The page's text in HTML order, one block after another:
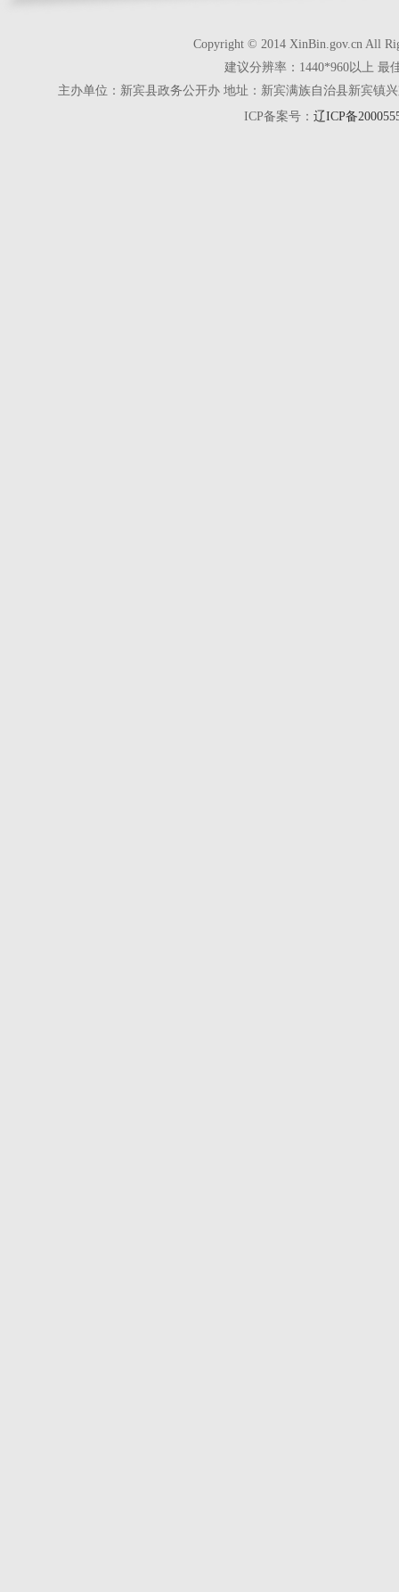
Copyright © 2014 XinBin.gov.cn All
建议分辨率：1440*960以上 最
主办单位：新宾县政务公开办 地址：新宾满族自治县新宾镇
ICP备案号： 辽ICP备